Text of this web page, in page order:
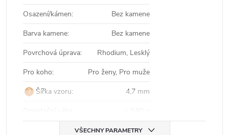
Osazení/kámen:
Bez kamene
Barva kamene:
Bez kamene
Povrchová úprava:
Rhodium, Lesklý
Pro koho:
Pro ženy, Pro muže
? Šířka vzoru:
4,7 mm
VŠECHNY PARAMETRY